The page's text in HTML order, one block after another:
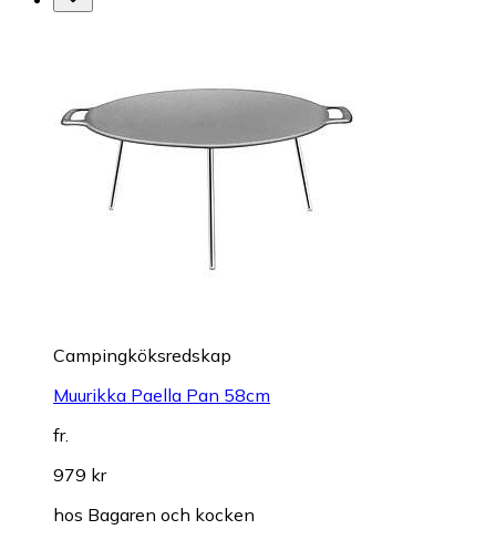
Campingköksredskap
Muurikka Paella Pan 58cm
fr.
979 kr
hos Bagaren och kocken